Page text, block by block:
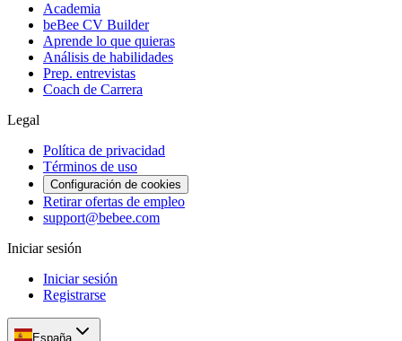
Academia
beBee CV Builder
Aprende lo que quieras
Análisis de habilidades
Prep. entrevistas
Coach de Carrera
Legal
Política de privacidad
Términos de uso
Configuración de cookies
Retirar ofertas de empleo
support@bebee.com
Iniciar sesión
Iniciar sesión
Registrarse
España